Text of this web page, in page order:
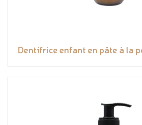
Dentifrice enfant en pâte à la